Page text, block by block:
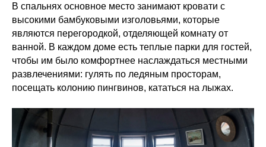
В спальнях основное место занимают кровати с
высокими бамбуковыми изголовьями, которые
являются перегородкой, отделяющей комнату от
ванной. В каждом доме есть теплые парки для гостей,
чтобы им было комфортнее наслаждаться местными
развлечениями: гулять по ледяным просторам,
посещать колонию пингвинов, кататься на лыжах.